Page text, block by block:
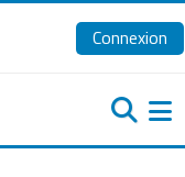
Connexion